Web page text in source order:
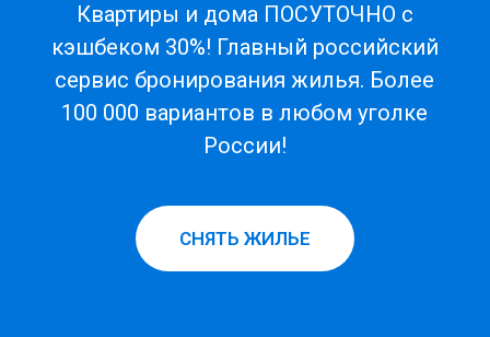
Квартиры и дома ПОСУТОЧНО с
кэшбеком 30%! Главный российский
сервис бронирования жилья. Более
100 000 вариантов в любом уголке
России!
СНЯТЬ ЖИЛЬЕ